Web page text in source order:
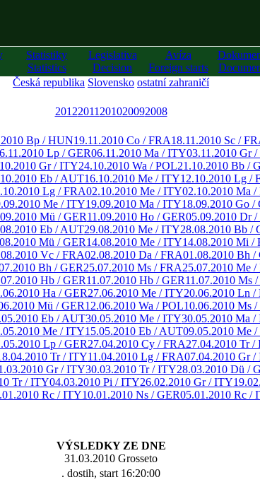
Statistiky
Statistics
Legislativa
Decision
Avíza
Foreign starts
Česká republika Slovensko ostatní zahraničí
20122011 201020092008
Bp / HUN19.11.2010 Co / FRA18.11.2010 Sc /
Lp / GER06.11.2010 Ma / ITY03.11.2010 Gr
Gr / ITY24.10.2010 Wa / POL21.10.2010 Bb /
Eb / AUT16.10.2010 Me / ITY12.10.2010 Lg /
Lg / FRA02.10.2010 Me / ITY02.10.2010 Ma
Me / ITY19.09.2010 Ma / ITY18.09.2010 Go /
Mü / GER11.09.2010 Ho / GER05.09.2010 Dr /
Eb / AUT29.08.2010 Me / ITY28.08.2010 Bb /
Mü / GER14.08.2010 Me / ITY14.08.2010 Mi /
Vc / FRA02.08.2010 Da / FRA01.08.2010 Bh /
Bh / GER25.07.2010 Ms / FRA25.07.2010 Me
Hb / GER11.07.2010 Hb / GER11.07.2010 Ms
Ha / GER27.06.2010 Me / ITY20.06.2010 Ln /
Mü / GER12.06.2010 Wa / POL10.06.2010 Ms
Eb / AUT30.05.2010 Me / ITY30.05.2010 Ma /
Me / ITY15.05.2010 Eb / AUT09.05.2010 Me
Lp / GER27.04.2010 Cy / FRA27.04.2010 Tr /
Tr / ITY11.04.2010 Lg / FRA07.04.2010 Gr /
Gr / ITY30.03.2010 Tr / ITY28.03.2010 Dü /
Tr / ITY04.03.2010 Pi / ITY26.02.2010 Gr / ITY
Rc / ITY10.01.2010 Ns / GER05.01.2010 Rc /
VÝSLEDKY ZE DNE
31.03.2010 Grosseto
. dostih, start 16:20:00